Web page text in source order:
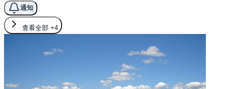
通知
查看全部 +4